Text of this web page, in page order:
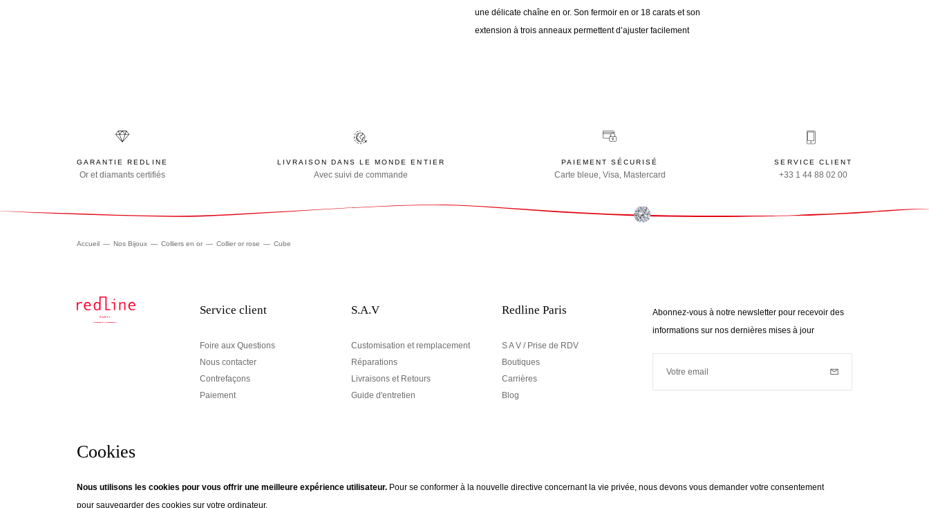
Cookies
Nous utilisons les cookies pour vous offrir une meilleure expérience utilisateur. Pour se conformer à la nouvelle directive concernant la vie privée, nous devons vous demander votre consentement
pour sauvegarder des cookies sur votre ordinateur.
une délicate chaîne en or. Son fermoir en or 18 carats et son
extension à trois anneaux permettent d’ajuster facilement
GARANTIE REDLINE
Or et diamants certifiés
LIVRAISON DANS LE MONDE ENTIER
Avec suivi de commande
PAIEMENT SÉCURISÉ
Carte bleue, Visa, Mastercard
SERVICE CLIENT
+33 1 44 88 02 00
Accueil Nos Bijoux Colliers en or Collier or rose Cube
Service client
Foire aux Questions
Nous contacter
Contrefaçons
Paiement
S.A.V
Customisation et remplacement
Réparations
Livraisons et Retours
Guide d'entretien
Redline Paris
S A V / Prise de RDV
Boutiques
Carrières
Blog
Abonnez-vous à notre newsletter pour recevoir des
informations sur nos dernières mises à jour
Votre email
Newsletter
Votre adresse email